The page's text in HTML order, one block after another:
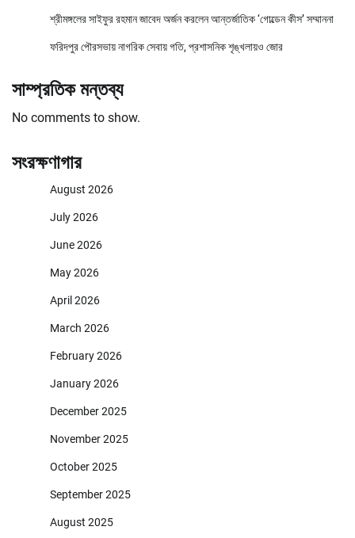
শ্রীমঙ্গলের সাইফুর রহমান জাবেদ অর্জন করলেন আন্তর্জাতিক ‘গোল্ডেন কীস’ সম্মাননা
ফরিদপুর পৌরসভায় নাগরিক সেবায় গতি, প্রশাসনিক শৃঙ্খলায়ও জোর
সাম্প্রতিক মন্তব্য
No comments to show.
সংরক্ষণাগার
August 2026
July 2026
June 2026
May 2026
April 2026
March 2026
February 2026
January 2026
December 2025
November 2025
October 2025
September 2025
August 2025